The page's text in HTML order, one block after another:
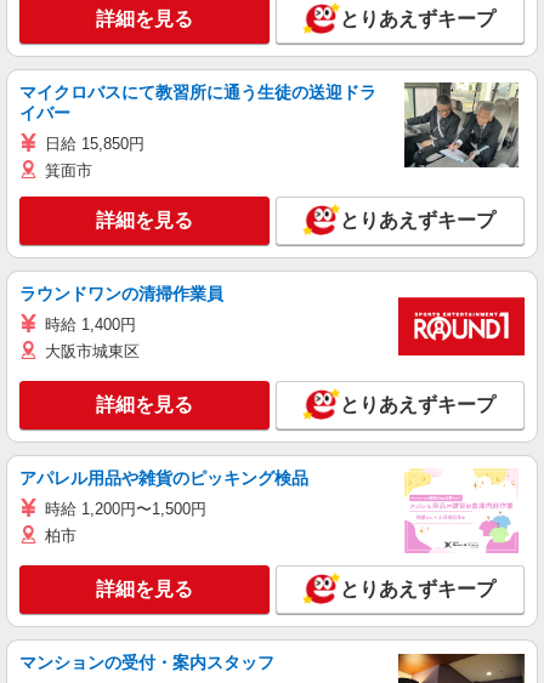
詳細を見る とりあえずキープ
マイクロバスにて教習所に通う生徒の送迎ドラ
イバー
日給 15,850円
箕面市
詳細を見る とりあえずキープ
ラウンドワンの清掃作業員
時給 1,400円
大阪市城東区
詳細を見る とりあえずキープ
アパレル用品や雑貨のピッキング検品
時給 1,200円〜1,500円
柏市
詳細を見る とりあえずキープ
マンションの受付・案内スタッフ